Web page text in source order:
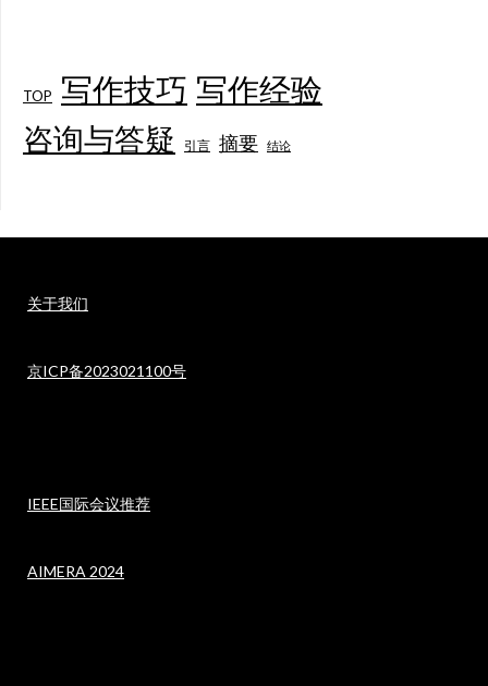
TOP 写作技巧 写作经验
咨询与答疑 引言 摘要 结论
关于我们
京ICP备2023021100号
IEEE国际会议推荐
AIMERA 2024